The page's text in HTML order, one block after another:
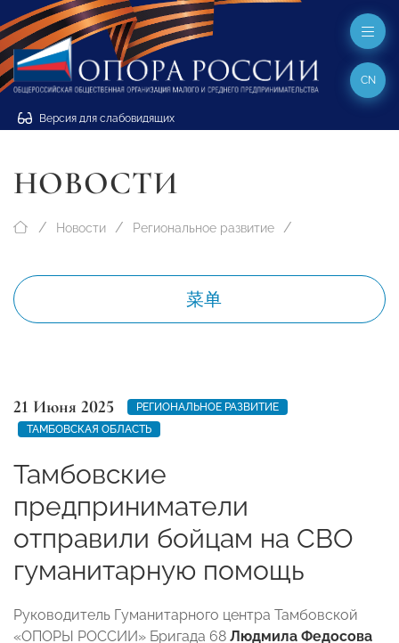
Версия для слабовидящих
CN
НОВОСТИ
Новости Региональное развитие
菜单
21 Июня 2025
РЕГИОНАЛЬНОЕ РАЗВИТИЕ
ТАМБОВСКАЯ ОБЛАСТЬ
Тамбовские
предприниматели
отправили бойцам на СВО
гуманитарную помощь
Руководитель Гуманитарного центра Тамбовской
«ОПОРЫ РОССИИ» Бригада 68 Людмила Федосова